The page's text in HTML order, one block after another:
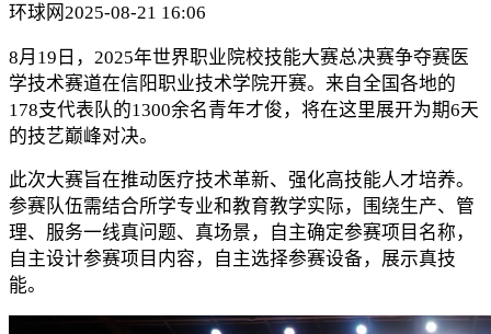
环球网2025-08-21 16:06
8月19日，2025年世界职业院校技能大赛总决赛争夺赛医
学技术赛道在信阳职业技术学院开赛。来自全国各地的
178支代表队的1300余名青年才俊，将在这里展开为期6天
的技艺巅峰对决。
此次大赛旨在推动医疗技术革新、强化高技能人才培养。
参赛队伍需结合所学专业和教育教学实际，围绕生产、管
理、服务一线真问题、真场景，自主确定参赛项目名称，
自主设计参赛项目内容，自主选择参赛设备，展示真技
能。